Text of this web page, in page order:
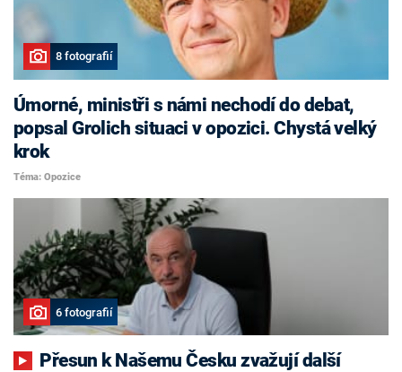
8 fotografií
Úmorné, ministři s námi nechodí do debat,
popsal Grolich situaci v opozici. Chystá velký
krok
Téma: Opozice
6 fotografií